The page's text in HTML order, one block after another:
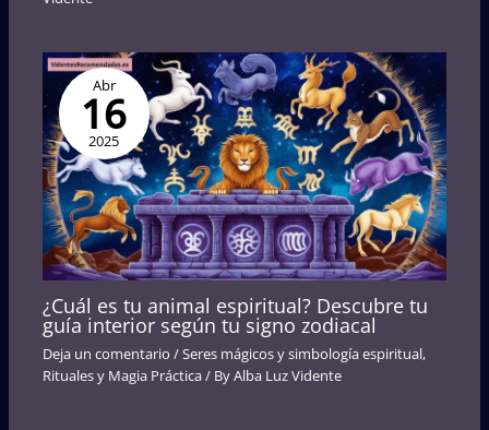
Abr
16
2025
¿Cuál es tu animal espiritual? Descubre tu
guía interior según tu signo zodiacal
Deja un comentario /Seres mágicos y simbología espiritual,
Rituales y Magia Práctica/ ByAlba Luz Vidente